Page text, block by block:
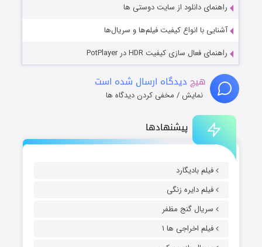
پیشنهادها
فیلم بادیگارد
فیلم دایره زنگی
سریال گنج مظفر
فیلم اخراجی ها ۱
راهنمای دانلود از سایت دوستی ها
آشنایی با انواع کیفیت فیلم‌ها و سریال‌ها
راهنمای فعال سازی کیفیت HDR در PotPlayer
هیچ دیدگاه ارسال شده است
نمایش / مخفی کردن دیدگاه ها